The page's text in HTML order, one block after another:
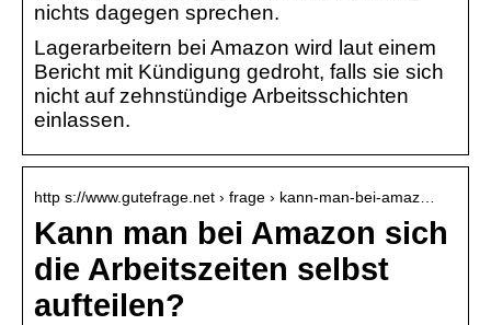
nichts dagegen sprechen.
Lagerarbeitern bei Amazon wird laut einem
Bericht mit Kündigung gedroht, falls sie sich
nicht auf zehnstündige Arbeitsschichten
einlassen.
http s://www.gutefrage.net › frage › kann-man-bei-amaz…
Kann man bei Amazon sich
die Arbeitszeiten selbst
aufteilen?